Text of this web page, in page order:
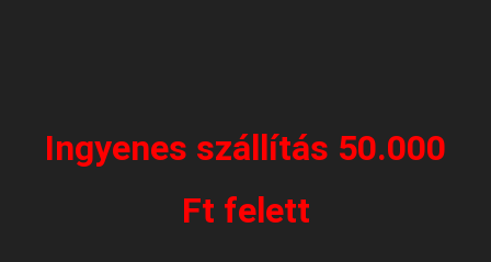
Ingyenes szállítás 50.000
Ft felett